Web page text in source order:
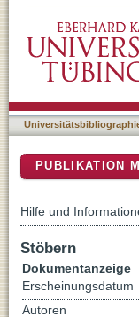
Medizin
PUBLIKATION
Hilfe und
Stöbern
Dokumentanzeige
Erscheinungsdatum
Autoren